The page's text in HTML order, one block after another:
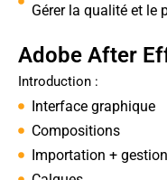
Gérer la qualité et le
Adobe After
Introduction :
Interface graphique
Compositions
Importation +